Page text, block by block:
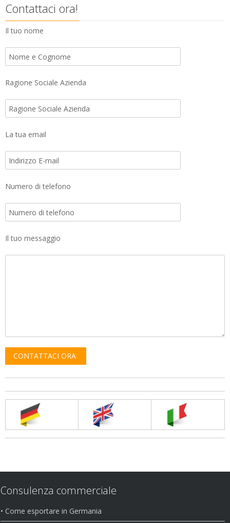
Contattaci ora!
Il tuo nome
Ragione Sociale Azienda
La tua email
Numero di telefono
Il tuo messaggio
Consulenza commerciale
• Come esportare in Germania